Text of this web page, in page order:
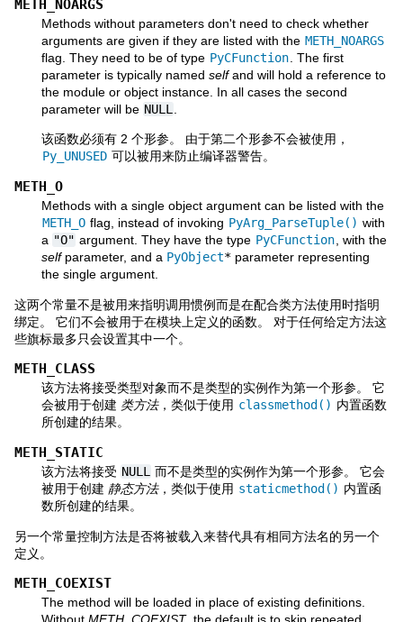
METH_NOARGS
Methods without parameters don't need to check whether
arguments are given if they are listed with the METH_NOARGS
flag. They need to be of type PyCFunction . The first
parameter is typically named selfand will hold a reference to
the module or object instance. In all cases the second
parameter will be NULL
该函数必须有 2 个形参。 由于第二个形参不会被使用，
Py_UNUSED 可以被用来防止编译器警告。
METH_O
Methods with a single object argument can be listed with the
METH_O flag, instead of invoking PyArg_ParseTuple() with
a "O" argument. They have the type PyCFunction , with the
selfparameter, and a PyObject* parameter representing
the single argument.
这两个常量不是被用来指明调用惯例而是在配合类方法使用时指明
绑定。 它们不会被用于在模块上定义的函数。 对于任何给定方法这
些旗标最多只会设置其中一个。
METH_CLASS
该方法将接受类型对象而不是类型的实例作为第一个形参。 它
会被用于创建 类方法，类似于使用 classmethod() 内置函数
所创建的结果。
METH_STATIC
该方法将接受 NULL
而不是类型的实例作为第一个形参。 它会
被用于创建 静态方法，类似于使用 staticmethod() 内置函
数所创建的结果。
另一个常量控制方法是否将被载入来替代具有相同方法名的另一个
定义。
METH_COEXIST
The method will be loaded in place of existing definitions.
Without METH_COEXIST, the default is to skip repeated